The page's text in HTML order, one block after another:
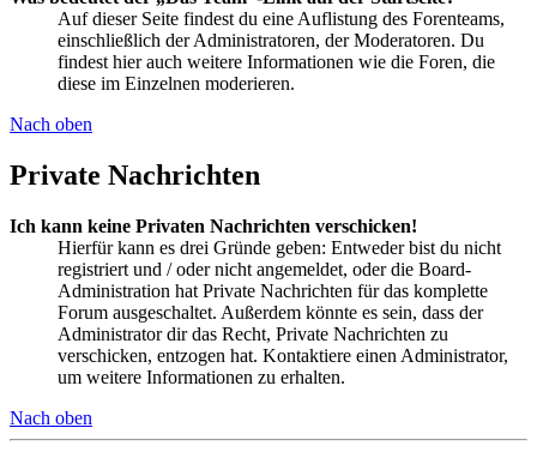
Auf dieser Seite findest du eine Auflistung des Forenteams,
einschließlich der Administratoren, der Moderatoren. Du
findest hier auch weitere Informationen wie die Foren, die
diese im Einzelnen moderieren.
Nach oben
Private Nachrichten
Ich kann keine Privaten Nachrichten verschicken!
Hierfür kann es drei Gründe geben: Entweder bist du nicht
registriert und / oder nicht angemeldet, oder die Board-
Administration hat Private Nachrichten für das komplette
Forum ausgeschaltet. Außerdem könnte es sein, dass der
Administrator dir das Recht, Private Nachrichten zu
verschicken, entzogen hat. Kontaktiere einen Administrator,
um weitere Informationen zu erhalten.
Nach oben